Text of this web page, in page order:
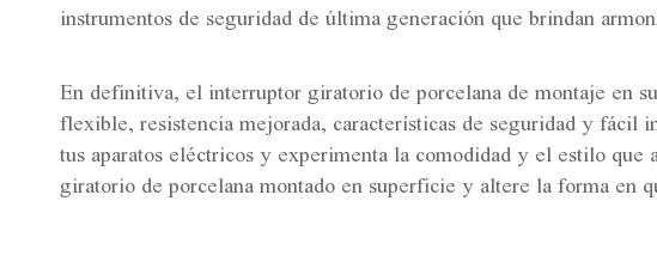
instrumentos de seguridad de última generación que brindan
En definitiva, el interruptor giratorio de porcelana de montaje en
flexible, resistencia mejorada, características de seguridad y fácil
tus aparatos eléctricos y experimenta la comodidad y el estilo
giratorio de porcelana montado en superficie y altere la forma en